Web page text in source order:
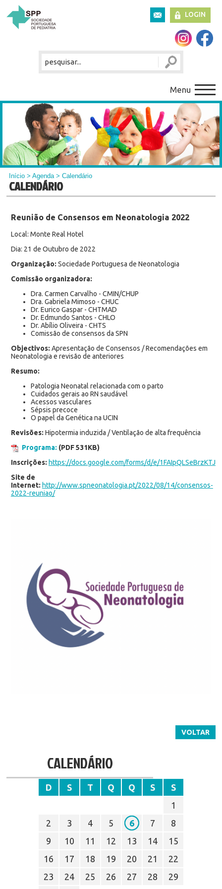
LOGIN
Menu
Início >Agenda> Calendário
CALENDÁRIO
Reunião de Consensos em Neonatologia 2022
Local: Monte Real Hotel
Dia: 21 de Outubro de 2022
Organização: Sociedade Portuguesa de Neonatologia
Comissão organizadora:
Dra. Carmen Carvalho - CMIN/CHUP
Dra. Gabriela Mimoso - CHUC
Dr. Eurico Gaspar - CHTMAD
Dr. Edmundo Santos - CHLO
Dr. Abílio Oliveira - CHTS
Comissão de consensos da SPN
Objectivos: Apresentação de Consensos / Recomendações em
Neonatologia e revisão de anteriores
Resumo:
Patologia Neonatal relacionada com o parto
Cuidados gerais ao RN saudável
Acessos vasculares
Sépsis precoce
O papel da Genética na UCIN
Revisões: Hipotermia induzida / Ventilação de alta frequência
Programa: (PDF 531KB)
Inscrições: https://docs.google.com/forms/d/e/
Site de
Internet: http://www.spneonatologia.pt/2022/08/14/consensos-
2022-reuniao/
VOLTAR
CALENDÁRIO
D S T Q Q S
S
1
2
3 4 5 6 7
8
9
10 11 12 13 14
15
16
17 18 19 20 21
22
23
24 25 26 27 28 29